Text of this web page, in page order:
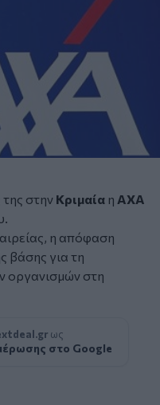
στην Κριμαία η ΑΧΑ
η απόφαση
βάσης για τη
οργανισμών στη
ως
στο Google